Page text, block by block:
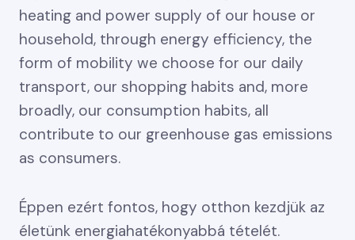
heating and power supply of our house or
household, through energy efficiency, the
form of mobility we choose for our daily
transport, our shopping habits and, more
broadly, our consumption habits, all
contribute to our greenhouse gas emissions
as consumers.
Éppen ezért fontos, hogy otthon kezdjük az
életünk energiahatékonyabbá tételét.